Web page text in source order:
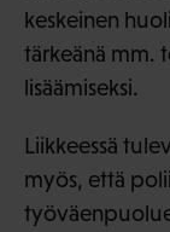
keskeinen
tärkeänä mm.
lisäämiseksi.
Liikkeessä
myös, että